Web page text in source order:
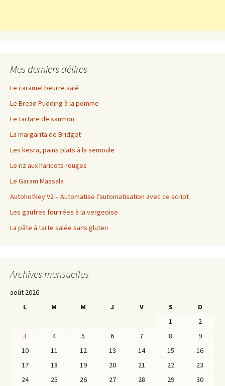
Mes derniers délires
Le caramel beurre salé
Le Bread Pudding à la pomme
Le tartare de saumon
La margarita de Bridget
Les kesra, pains plats à la semoule
Le riz aux haricots rouges
Le Garam Massala
Autohotkey V2 – Automatise l’automatisation avec ce script
Les gaufres fourrées à la vergeoise
La pâte à tarte salée sans gluten
Archives mensuelles
août 2026
L
M M J V S
D
1
2
3
4 5 6 7 8
9
10
11 12 13 14 15
16
17
18 19 20 21 22
23
24
25 26 27 28 29 30